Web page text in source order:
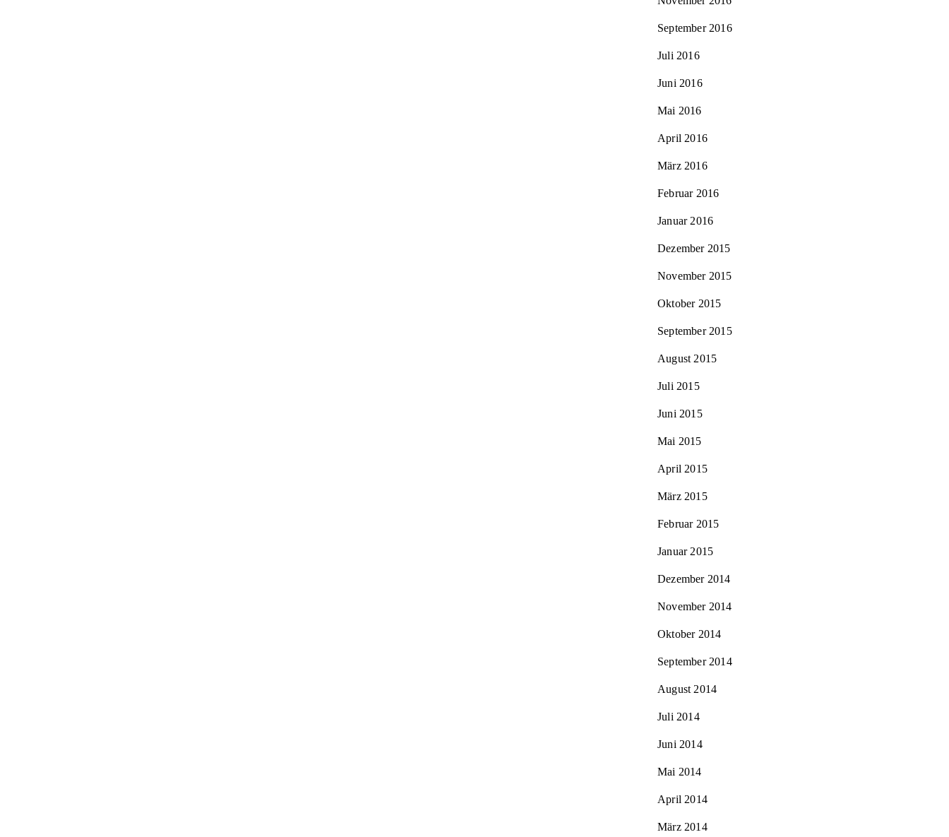
September 2016
Juli 2016
Juni 2016
Mai 2016
April 2016
März 2016
Februar 2016
Januar 2016
Dezember 2015
November 2015
Oktober 2015
September 2015
August 2015
Juli 2015
Juni 2015
Mai 2015
April 2015
März 2015
Februar 2015
Januar 2015
Dezember 2014
November 2014
Oktober 2014
September 2014
August 2014
Juli 2014
Juni 2014
Mai 2014
April 2014
März 2014